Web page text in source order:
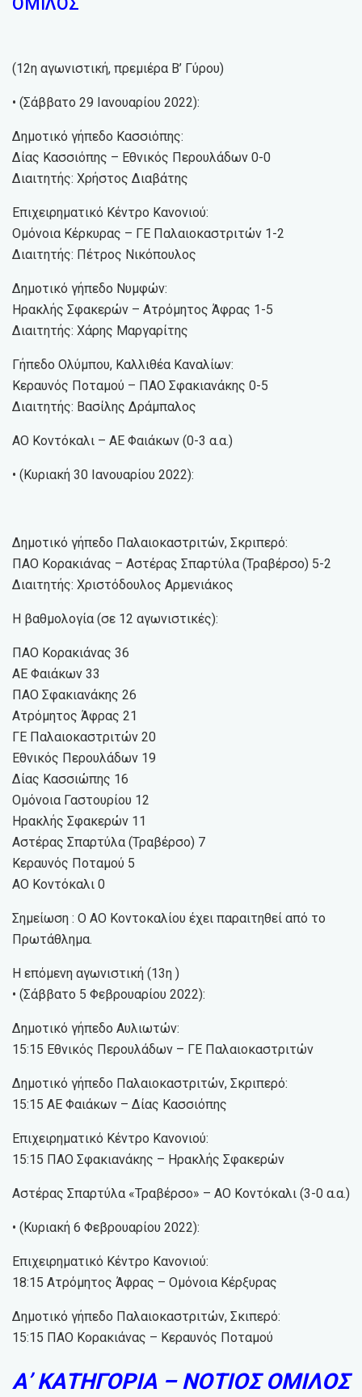
(12η αγωνιστική, πρεμιέρα Β’ Γύρου)
• (Σάββατο 29 Ιανουαρίου 2022):
Δημοτικό γήπεδο Κασσιόπης:
Δίας Κασσιόπης – Εθνικός Περουλάδων 0-0
Διαιτητής: Χρήστος Διαβάτης
Επιχειρηματικό Κέντρο Κανονιού:
Ομόνοια Κέρκυρας – ΓΕ Παλαιοκαστριτών 1-2
Διαιτητής: Πέτρος Νικόπουλος
Δημοτικό γήπεδο Νυμφών:
Ηρακλής Σφακερών – Ατρόμητος Άφρας 1-5
Διαιτητής: Χάρης Μαργαρίτης
Γήπεδο Ολύμπου, Καλλιθέα Καναλίων:
Κεραυνός Ποταμού – ΠΑΟ Σφακιανάκης 0-5
Διαιτητής: Βασίλης Δράμπαλος
ΑΟ Κοντόκαλι – ΑΕ Φαιάκων (0-3 α.α.)
• (Κυριακή 30 Ιανουαρίου 2022):
Δημοτικό γήπεδο Παλαιοκαστριτών, Σκριπερό:
ΠΑΟ Κορακιάνας – Αστέρας Σπαρτύλα (Τραβέρσο) 5-2
Διαιτητής: Χριστόδουλος Αρμενιάκος
Η βαθμολογία (σε 12 αγωνιστικές):
ΠΑΟ Κορακιάνας 36
ΑΕ Φαιάκων 33
ΠΑΟ Σφακιανάκης 26
Ατρόμητος Άφρας 21
ΓΕ Παλαιοκαστριτών 20
Εθνικός Περουλάδων 19
Δίας Κασσιώπης 16
Ομόνοια Γαστουρίου 12
Ηρακλής Σφακερών 11
Αστέρας Σπαρτύλα (Τραβέρσο) 7
Κεραυνός Ποταμού 5
ΑΟ Κοντόκαλι 0
Σημείωση : Ο ΑΟ Κοντοκαλίου έχει παραιτηθεί από το
Πρωτάθλημα.
Η επόμενη αγωνιστική (13η )
• (Σάββατο 5 Φεβρουαρίου 2022):
Δημοτικό γήπεδο Αυλιωτών:
15:15 Εθνικός Περουλάδων – ΓΕ Παλαιοκαστριτών
Δημοτικό γήπεδο Παλαιοκαστριτών, Σκριπερό:
15:15 ΑΕ Φαιάκων – Δίας Κασσιόπης
Επιχειρηματικό Κέντρο Κανονιού:
15:15 ΠΑΟ Σφακιανάκης – Ηρακλής Σφακερών
Αστέρας Σπαρτύλα «Τραβέρσο» – ΑΟ Κοντόκαλι (3-0 α.α.)
• (Κυριακή 6 Φεβρουαρίου 2022):
Επιχειρηματικό Κέντρο Κανονιού:
18:15 Ατρόμητος Άφρας – Ομόνοια Κέρξυρας
Δημοτικό γήπεδο Παλαιοκαστριτών, Σκιπερό:
15:15 ΠΑΟ Κορακιάνας – Κεραυνός Ποταμού
Α’ ΚΑΤΗΓΟΡΙΑ – ΝΟΤΙΟΣ ΟΜΙΛΟΣ